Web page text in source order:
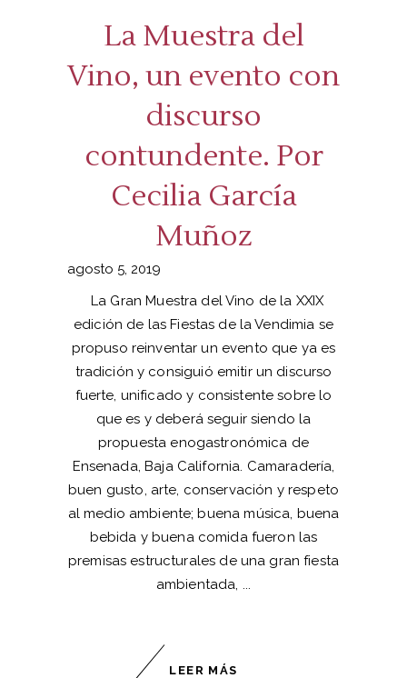
La Muestra del
Vino, un evento con
discurso
contundente. Por
Cecilia García
Muñoz
agosto 5, 2019
La Gran Muestra del Vino de la XXIX
edición de las Fiestas de la Vendimia se
propuso reinventar un evento que ya es
tradición y consiguió emitir un discurso
fuerte, unificado y consistente sobre lo
que es y deberá seguir siendo la
propuesta enogastronómica de
Ensenada, Baja California. Camaradería,
buen gusto, arte, conservación y respeto
al medio ambiente; buena música, buena
bebida y buena comida fueron las
premisas estructurales de una gran fiesta
ambientada,
LEER MÁS